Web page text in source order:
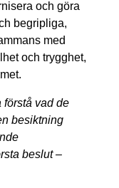
och göra
begripliga,
med
och trygghet,
förstå vad de
besiktning
beslut –